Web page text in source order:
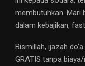
membutuhkan. Mari
dalam kebajikan,
Bismillah, ijazah
GRATIS tanpa